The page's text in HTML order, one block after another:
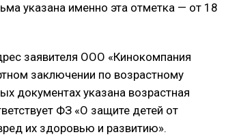
указана именно эта отметка — от 18
заявителя ООО «Кинокомпания
заключении по возрастному
документах указана возрастная
ФЗ «О защите детей от
их здоровью и развитию».